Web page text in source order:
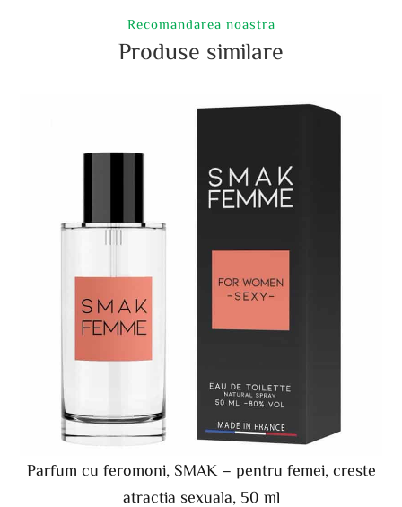
Recomandarea noastra
Produse similare
Parfum cu feromoni, SMAK – pentru femei, creste
atractia sexuala, 50 ml